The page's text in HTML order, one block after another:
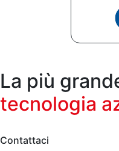
La più
tecnologia
Contattaci